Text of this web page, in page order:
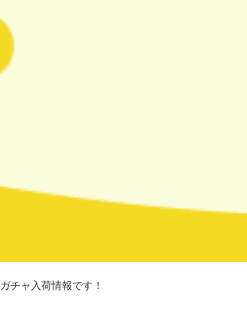
ガチャ入荷情報です！